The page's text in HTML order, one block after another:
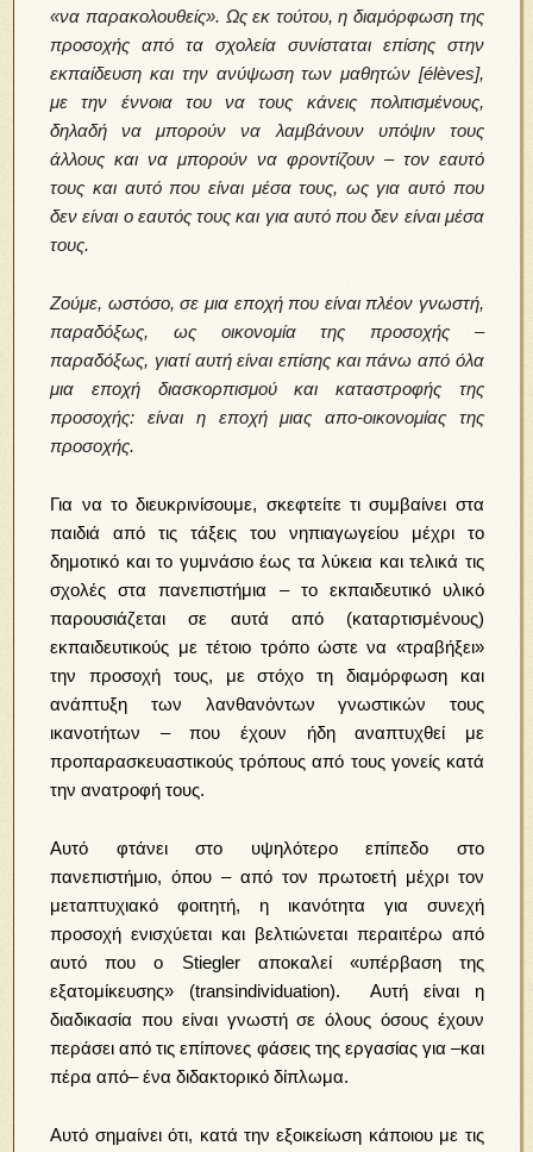
«να παρακολουθείς». Ως εκ τούτου, η διαμόρφωση της
προσοχής από τα σχολεία συνίσταται επίσης στην
εκπαίδευση και την ανύψωση των μαθητών [élèves],
με την έννοια του να τους κάνεις πολιτισμένους,
δηλαδή να μπορούν να λαμβάνουν υπόψιν τους
άλλους και να μπορούν να φροντίζουν – τον εαυτό
τους και αυτό που είναι μέσα τους, ως για αυτό που
δεν είναι ο εαυτός τους και για αυτό που δεν είναι μέσα
τους.
Ζούμε, ωστόσο, σε μια εποχή που είναι πλέον γνωστή,
παραδόξως, ως οικονομία της προσοχής –
παραδόξως, γιατί αυτή είναι επίσης και πάνω από όλα
μια εποχή διασκορπισμού και καταστροφής της
προσοχής: είναι η εποχή μιας απο-οικονομίας της
προσοχής.
Για να το διευκρινίσουμε, σκεφτείτε τι συμβαίνει στα
παιδιά από τις τάξεις του νηπιαγωγείου μέχρι το
δημοτικό και το γυμνάσιο έως τα λύκεια και τελικά τις
σχολές στα πανεπιστήμια – το εκπαιδευτικό υλικό
παρουσιάζεται σε αυτά από (καταρτισμένους)
εκπαιδευτικούς με τέτοιο τρόπο ώστε να «τραβήξει»
την προσοχή τους, με στόχο τη διαμόρφωση και
ανάπτυξη των λανθανόντων γνωστικών τους
ικανοτήτων – που έχουν ήδη αναπτυχθεί με
προπαρασκευαστικούς τρόπους από τους γονείς κατά
την ανατροφή τους.
Αυτό φτάνει στο υψηλότερο επίπεδο στο
πανεπιστήμιο, όπου – από τον πρωτοετή μέχρι τον
μεταπτυχιακό φοιτητή, η ικανότητα για συνεχή
προσοχή ενισχύεται και βελτιώνεται περαιτέρω από
αυτό που ο Stiegler αποκαλεί «υπέρβαση της
εξατομίκευσης» (transindividuation). Αυτή είναι η
διαδικασία που είναι γνωστή σε όλους όσους έχουν
περάσει από τις επίπονες φάσεις της εργασίας για –και
πέρα από– ένα διδακτορικό δίπλωμα.
Αυτό σημαίνει ότι, κατά την εξοικείωση κάποιου με τις